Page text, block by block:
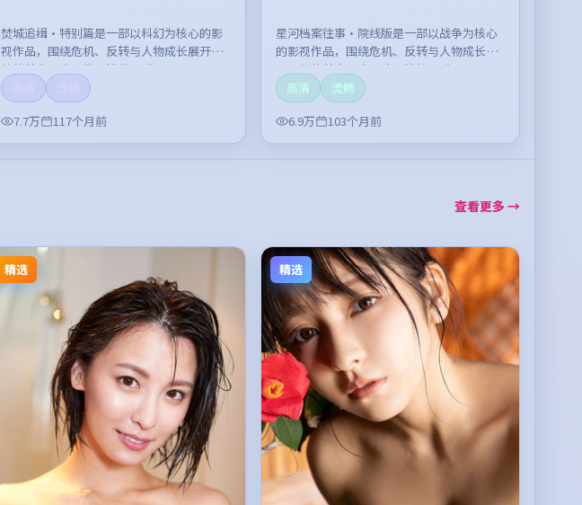
焚城追缉·特别篇是一部以科幻为核心的影
视作品，围绕危机、反转与人物成长展开，
整体节奏紧凑，值得推荐观看。
7.7万
117个月前
星河档案往事·院线版是一部以战争为核心
的影视作品，围绕危机、反转与人物成长展
开，整体节奏紧凑，值得推荐观看。
高清
流畅
6.9万
103个月前
查看更多 →
精选 精选